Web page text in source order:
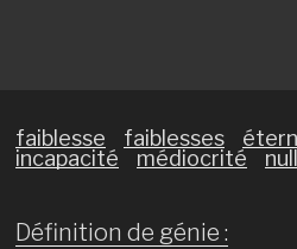
faiblesse faiblesses
incapacité
médiocrité
Définition de génie :